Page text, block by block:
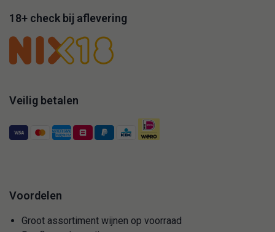
18+ check bij aflevering
Veilig betalen
Voordelen
Groot assortiment wijnen op voorraad